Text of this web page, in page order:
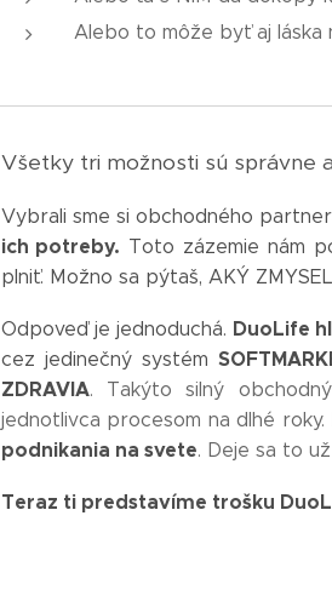
Alebo to môže byť aj láska
Všetky tri možnosti sú správne
Vybrali sme si obchodného
ich potreby. Toto zázemie nám
plniť. Možno sa pýtaš, AKÝ
Odpoveď je jednoduchá. DuoLife
cez jedinečný systém
ZDRAVIA. Takýto silný
jednotlivca procesom na dlhé roky.
podnikania na svete. Deje sa to
Teraz ti predstavíme trošku